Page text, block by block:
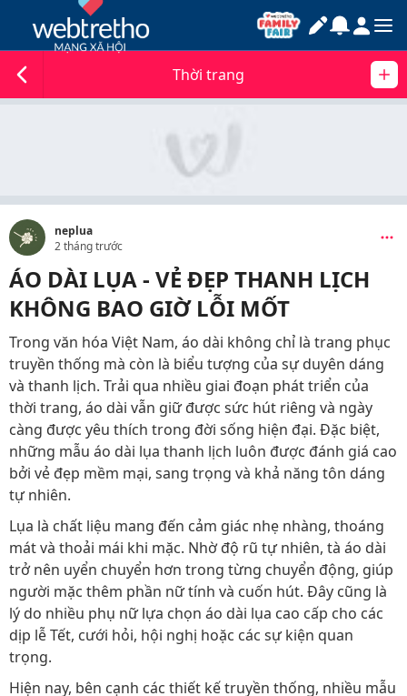
Thời trang
neplua
2 tháng trước
ÁO DÀI LỤA - VẺ ĐẸP THANH LỊCH
KHÔNG BAO GIỜ LỖI MỐT
Trong văn hóa Việt Nam, áo dài không chỉ là trang phục
truyền thống mà còn là biểu tượng của sự duyên dáng
và thanh lịch. Trải qua nhiều giai đoạn phát triển của
thời trang, áo dài vẫn giữ được sức hút riêng và ngày
càng được yêu thích trong đời sống hiện đại. Đặc biệt,
những mẫu áo dài lụa thanh lịch luôn được đánh giá cao
bởi vẻ đẹp mềm mại, sang trọng và khả năng tôn dáng
tự nhiên.
Lụa là chất liệu mang đến cảm giác nhẹ nhàng, thoáng
mát và thoải mái khi mặc. Nhờ độ rũ tự nhiên, tà áo dài
trở nên uyển chuyển hơn trong từng chuyển động, giúp
người mặc thêm phần nữ tính và cuốn hút. Đây cũng là
lý do nhiều phụ nữ lựa chọn áo dài lụa cao cấp cho các
dịp lễ Tết, cưới hỏi, hội nghị hoặc các sự kiện quan
trọng.
Hiện nay, bên cạnh các thiết kế truyền thống, nhiều mẫu